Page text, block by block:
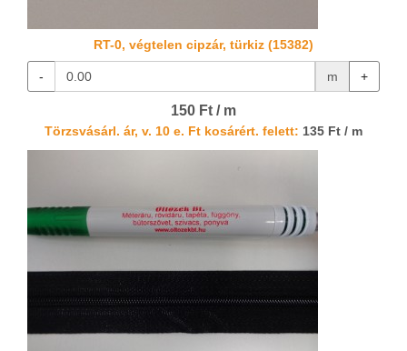
RT-0, végtelen cipzár, türkiz (15382)
- m +
150 Ft / m
Törzsvásárl. ár, v. 10 e. Ft kosárért. felett: 135 Ft / m